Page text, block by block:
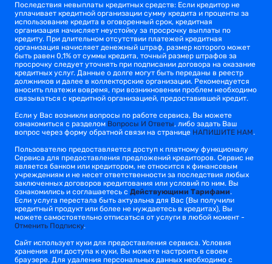
Последствия невыплаты кредитных средств: Если кредитор не
уплачивает кредитной организации сумму кредита и проценты за
использование кредита в оговоренный срок, кредитная
организация начисляет неустойку за просрочку выплаты по
кредиту. При длительном отсутствии платежей кредитная
организация начисляет денежный штраф, размер которого может
быть равен 0,1% от суммы кредита, точный размер штрафов за
просрочку следует уточнять при подписании договора на оказание
кредитных услуг. Данные о долге могут быть переданы в реестр
должников и далее в коллекторские организации. Рекомендуется
вносить платежи вовремя, при возникновении проблем необходимо
связываться с кредитной организацией, предоставившей кредит.
Если у Вас возникли вопросы по работе сервиса, Вы можете
ознакомиться с разделом Вопросы И Ответы, либо задать Ваш
вопрос через форму обратной связи на странице НАПИШИТЕ НАМ.
Пользователю предоставляется доступ к платному функционалу
Сервиса для предоставления предложений кредиторов. Сервис не
является банком или кредитором, не относится к финансовым
учреждениям и не несет ответственности за последствия любых
заключенных договоров кредитования или условий по ним. Вы
ознакомились и соглашаетесь с Действующими Тарифами.
Если услуга перестала быть актуальна для Вас (Вы получили
кредитный продукт или более не нуждаетесь в кредитах), Вы
можете самостоятельно отписаться от услуги в любой момент -
Отменить Подписку.
Сайт использует куки для предоставления сервиса. Условия
хранения или доступа к куки, Вы можете настроить в своем
браузере. Для удаления персональных данных необходимо с